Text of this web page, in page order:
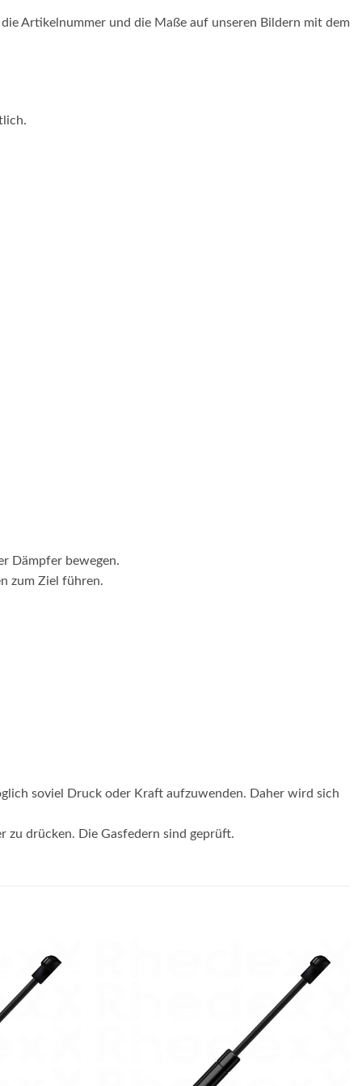
Artikelnummer und die Maße auf unseren Bildern mit dem
Dämpfer bewegen.
zum Ziel führen.
soviel Druck oder Kraft aufzuwenden. Daher wird sich
drücken. Die Gasfedern sind geprüft.